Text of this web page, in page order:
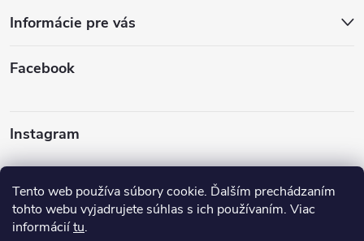
Tento web používa súbory cookie. Ďalším prechádzaním
tohto webu vyjadrujete súhlas s ich používaním. Viac
informáciítu.
Informácie pre vás
Facebook
Instagram
Sledovať na Instagrame